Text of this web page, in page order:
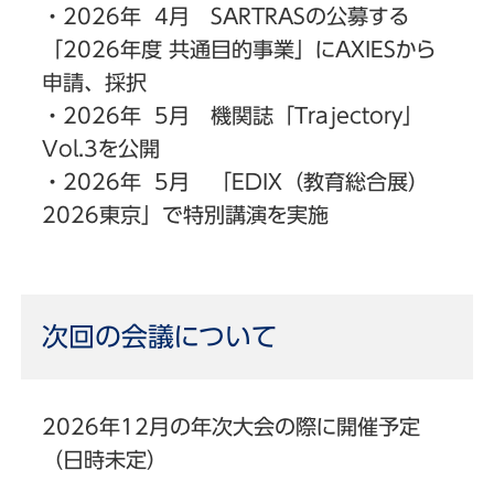
・2026年 4月 SARTRASの公募する
「2026年度 共通目的事業」にAXIESから
申請、採択
・2026年 5月 機関誌「Trajectory」
Vol.3を公開
・2026年 5月 「EDIX（教育総合展）
2026東京」で特別講演を実施
次回の会議について
2026年12月の年次大会の際に開催予定
（日時未定）